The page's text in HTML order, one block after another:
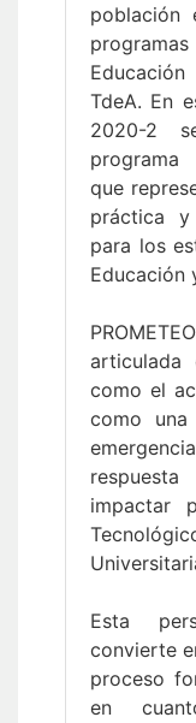
población
TdeA. En
2020-2
programa
que
práctica y
para los
Educación
como el
como
impactar
Esta
convierte
proceso
en